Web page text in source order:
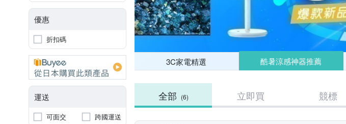
優惠
折扣碼
運送
可面交 跨國運送
3C家電精選 酷暑涼感神器推薦
全部 (6) 立即買 競標